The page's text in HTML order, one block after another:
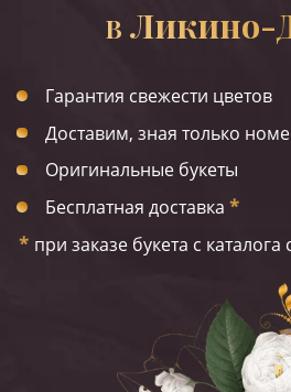
В Ликино-
Гарантия свежести цветов
Доставим, зная только
Оригинальные букеты
Бесплатная доставка *
* при заказе букета с каталога